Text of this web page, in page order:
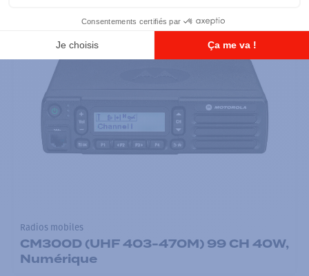
Radios mobiles
CM300D (UHF 403-470M) 99 CH 40W,
Numérique